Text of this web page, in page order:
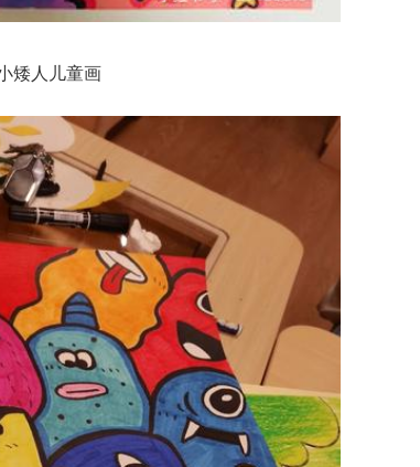
矮人儿童画